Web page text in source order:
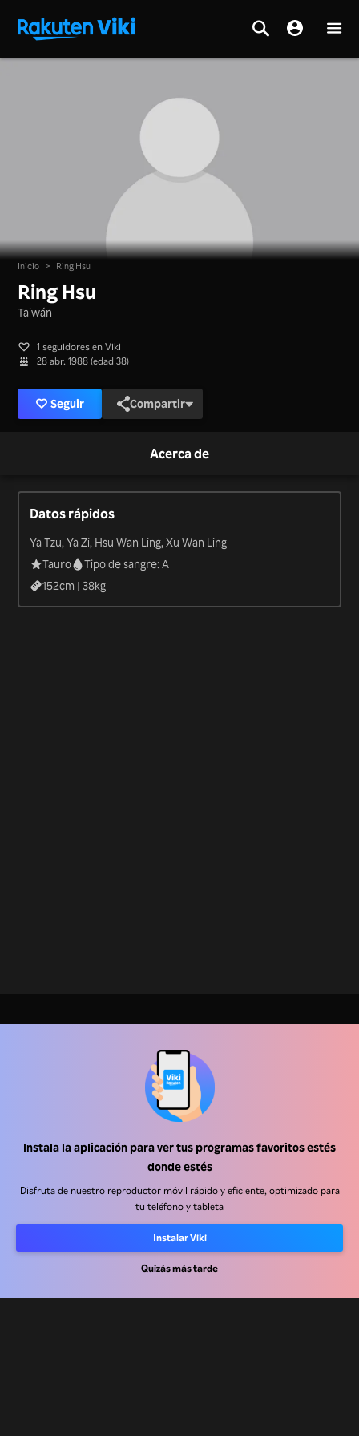
Instala la aplicación para ver tus programas favoritos estés
donde estés
Disfruta de nuestro reproductor móvil rápido y eficiente, optimizado para
tu teléfono y tableta
Instalar Viki
Quizás más tarde
Inicio > Ring Hsu
Ring Hsu
Taiwán
1 seguidores en Viki
28 abr. 1988 (edad 38)
Seguir Compartir
Acerca de
Datos rápidos
Ya Tzu, Ya Zi, Hsu Wan Ling, Xu Wan Ling
Tauro
Tipo de sangre: A
152cm |38kg
Centro de ayuda